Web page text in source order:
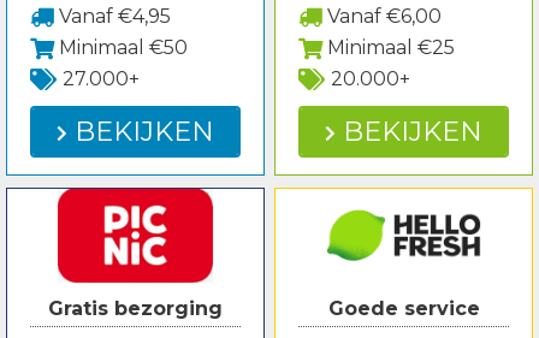
Vanaf €4,95
Minimaal €50
27.000+
BEKIJKEN
Vanaf €6,00
Minimaal €25
20.000+
BEKIJKEN
Gratis bezorging
Goede service